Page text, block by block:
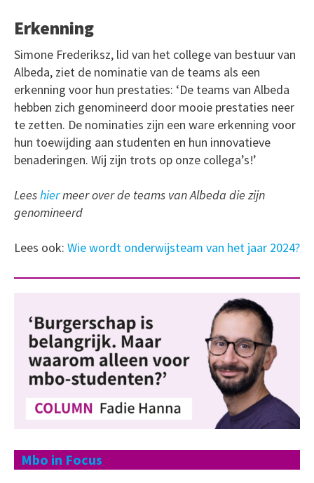
Erkenning
Simone Frederiksz, lid van het college van bestuur van
Albeda, ziet de nominatie van de teams als een
erkenning voor hun prestaties: ‘De teams van Albeda
hebben zich genomineerd door mooie prestaties neer
te zetten. De nominaties zijn een ware erkenning voor
hun toewijding aan studenten en hun innovatieve
benaderingen. Wij zijn trots op onze collega’s!’
Leeshiermeer over de teams van Albeda die zijn
genomineerd
Lees ook: Wie wordt onderwijsteam van het jaar 2024?
Mbo in Focus